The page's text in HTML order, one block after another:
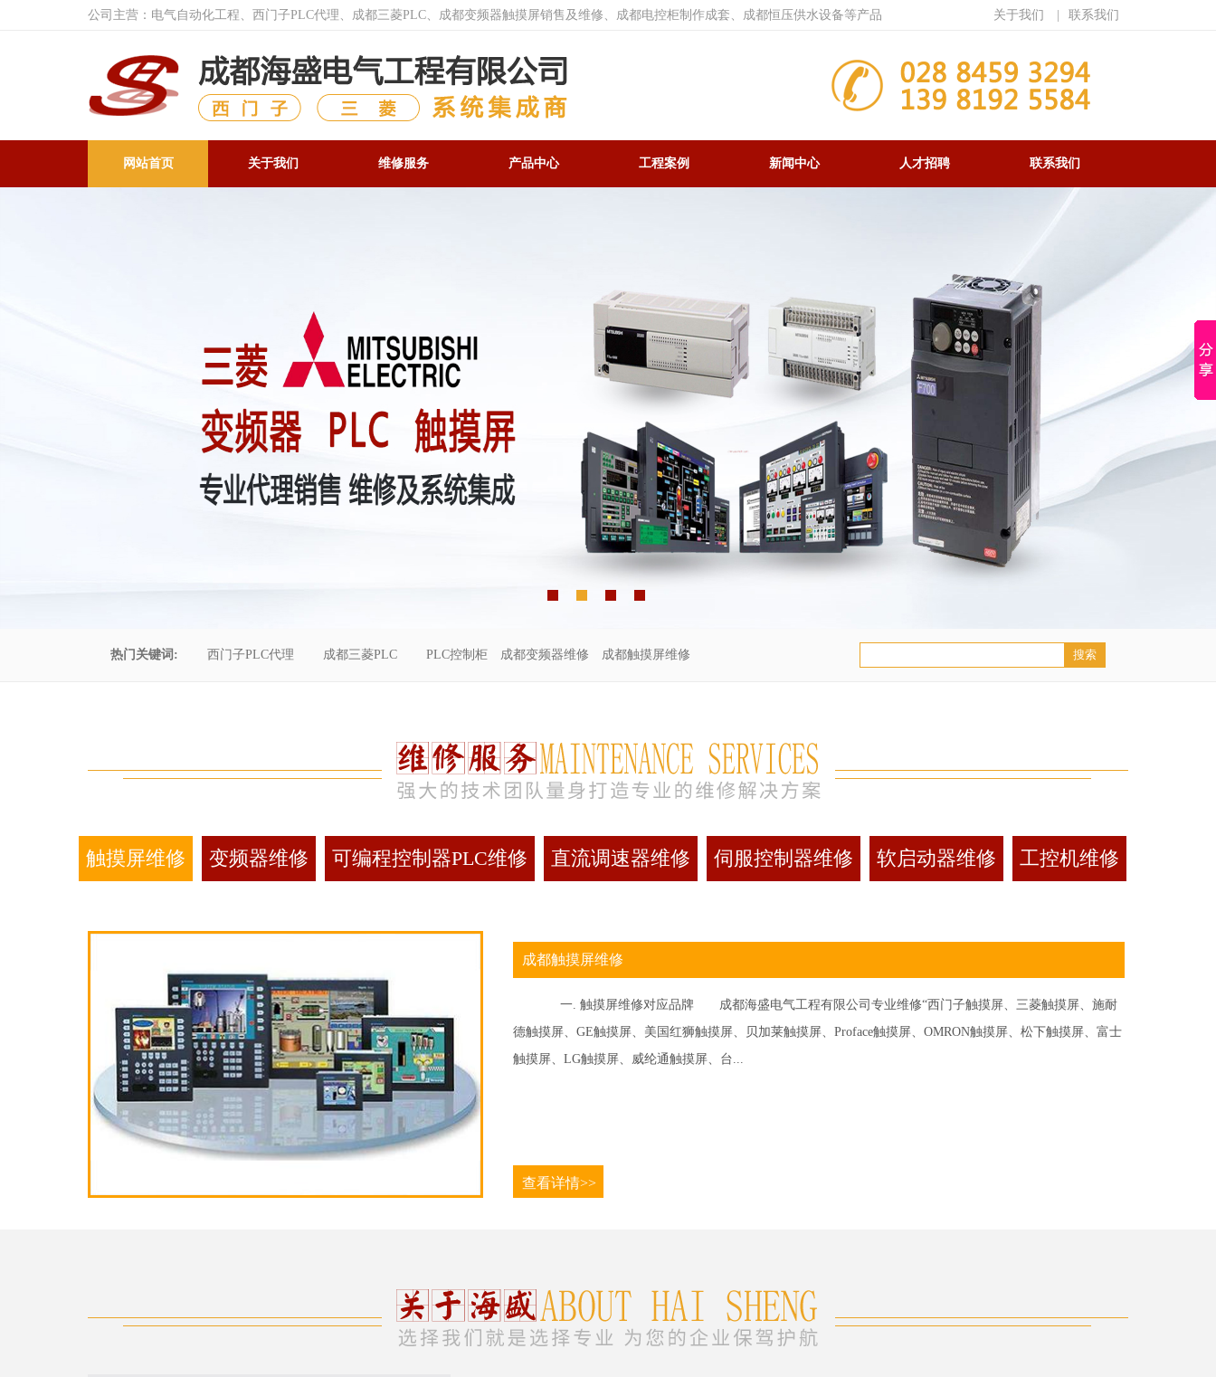
公司主营：电气自动化工程、西门子PLC代理、成都三菱PLC、成都变频器触摸屏销售及维修、成都电控柜制作成套、成都恒压供水设备等产品 关于我们 联系我们
网站首页 关于我们 维修服务 产品中心 工程案例 新闻中心 人才招聘 联系我们
热门关键词: 西门子PLC代理 成都三菱PLC PLC控制柜 成都变频器维修 成都触摸屏维修
触摸屏维修 变频器维修 可编程控制器PLC维修 直流调速器维修 伺服控制器维修 软启动器维修 工控机维修
成都触摸屏维修
一. 触摸屏维修对应品牌 成都海盛电气工程有限公司专业维修“西门子触摸屏、三菱触摸屏、施耐
德触摸屏、GE触摸屏、美国红狮触摸屏、贝加莱触摸屏、Proface触摸屏、OMRON触摸屏、松下触摸屏、富士
触摸屏、LG触摸屏、威纶通触摸屏、台...
查看详情>>